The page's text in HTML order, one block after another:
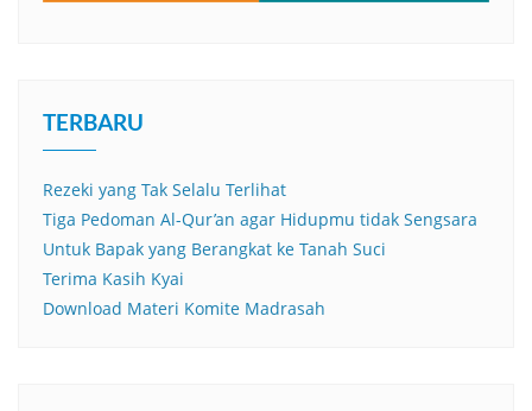
TERBARU
Rezeki yang Tak Selalu Terlihat
Tiga Pedoman Al-Qur’an agar Hidupmu tidak Sengsara
Untuk Bapak yang Berangkat ke Tanah Suci
Terima Kasih Kyai
Download Materi Komite Madrasah